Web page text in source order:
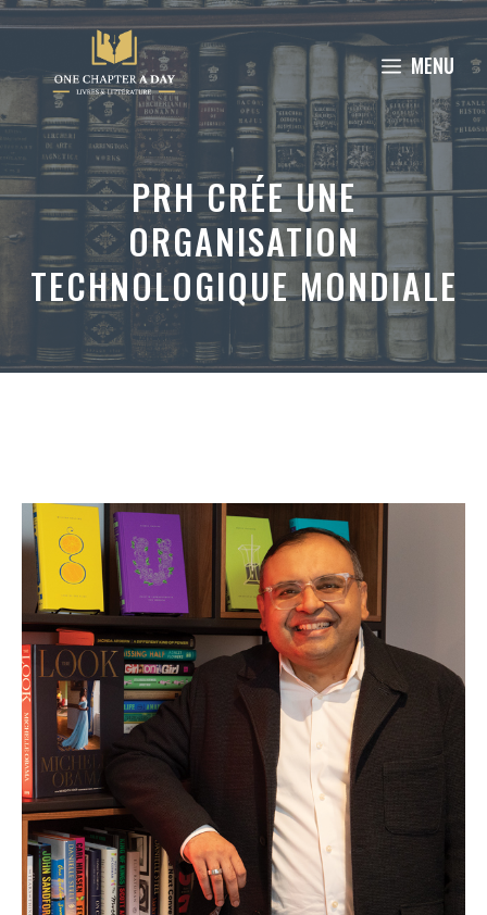
Aller
contenu
MENU
PRH CRÉE UNE
ORGANISATION
TECHNOLOGIQUE MONDIALE